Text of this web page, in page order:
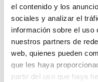
el contenido y los
sociales y analizar el
información sobre el uso
nuestros partners de
web, quienes pueden
que les haya
partir del uso que haya
Sindikalgintza
POLÍTICA
POLÍTICA DE